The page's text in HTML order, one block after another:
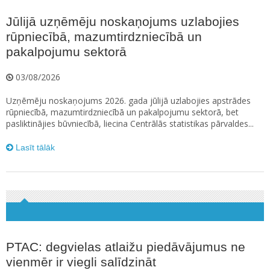
Jūlijā uzņēmēju noskaņojums uzlabojies
rūpniecībā, mazumtirdzniecībā un
pakalpojumu sektorā
03/08/2026
Uzņēmēju noskaņojums 2026. gada jūlijā uzlabojies apstrādes
rūpniecībā, mazumtirdzniecībā un pakalpojumu sektorā, bet
pasliktinājies būvniecībā, liecina Centrālās statistikas pārvaldes...
Lasīt tālāk
PTAC: degvielas atlaižu piedāvājumus ne
vienmēr ir viegli salīdzināt